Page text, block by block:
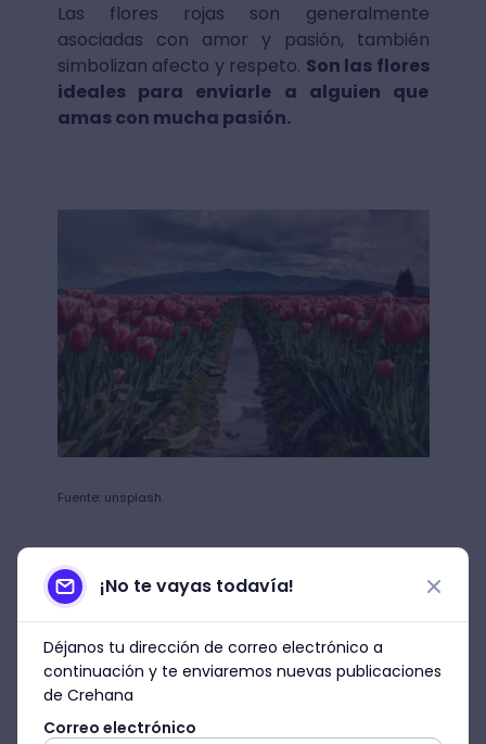
Las flores rojas son generalmente
asociadas con amor y pasión, también
simbolizan afecto y respeto. Son las flores
ideales para enviarle a alguien que
amas con mucha pasión.
Fuente: unsplash.
Por otro lado
las flores rosadas
generalmente representan gracia,
alegría e inocencia. También es cierto
que su significado puede variar
significativamente según la cultura. Por
ejemplo, en algunos países asiáticos
¡No te vayas todavía!
Déjanos tu dirección de correo electrónico a
continuación y te enviaremos nuevas publicaciones
de Crehana
Correo electrónico